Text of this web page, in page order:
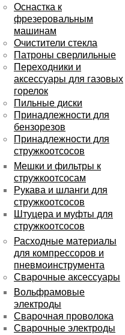
Оснастка к
фрезеровальным
машинам
Очистители стекла
Патроны сверлильные
Переходники и
аксессуары для газовых
горелок
Пильные диски
Принадлежности для
бензорезов
Принадлежности для
стружкоотсосов
Мешки и фильтры к
стружкоотсосам
Рукава и шланги для
стружкоотсосов
Штуцера и муфты для
стружкоотсосов
Расходные материалы
для компрессоров и
пневмоинструмента
Сварочные аксессуары
Вольфрамовые
электроды
Сварочная проволока
Сварочные электроды